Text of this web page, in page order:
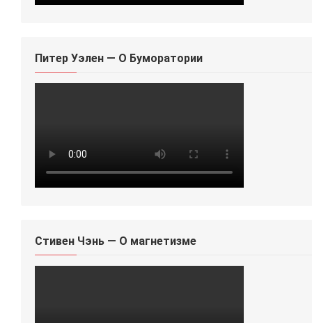
Питер Уэлен — О Буморатории
Стивен Чэнь — О магнетизме